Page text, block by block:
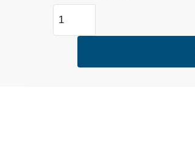
kiekis:
SD203/16